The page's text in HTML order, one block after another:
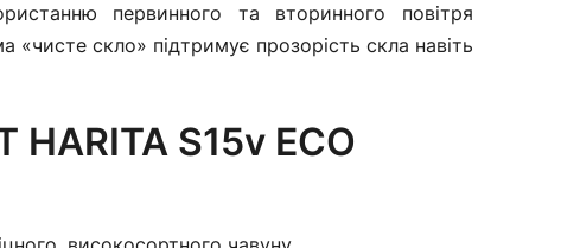
первинного та вторинного повітря
«чисте скло» підтримує прозорість скла навіть
HARITA S15v ECO